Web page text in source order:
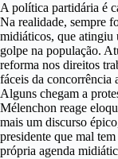
A política partidária é
Na realidade, sempre
midiáticos, que atingiu
golpe na população.
reforma nos direitos
fáceis da concorrência
Alguns chegam a
Mélenchon reage
mais um discurso
presidente que mal
própria agenda